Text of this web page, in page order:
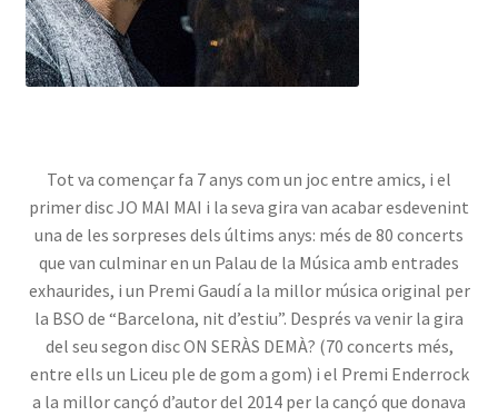
Tot va començar fa 7 anys com un joc entre amics, i el
primer disc JO MAI MAI i la seva gira van acabar esdevenint
una de les sorpreses dels últims anys: més de 80 concerts
que van culminar en un Palau de la Música amb entrades
exhaurides, i un Premi Gaudí a la millor música original per
la BSO de “Barcelona, nit d’estiu”. Després va venir la gira
del seu segon disc ON SERÀS DEMÀ? (70 concerts més,
entre ells un Liceu ple de gom a gom) i el Premi Enderrock
a la millor cançó d’autor del 2014 per la cançó que donava